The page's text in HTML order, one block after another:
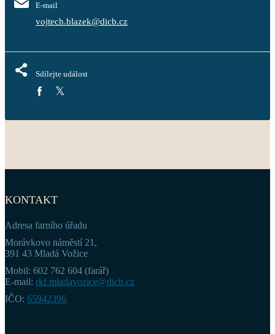
E-mail
vojtech.blazek@dicb.cz
Sdílejte událost
KONTAKT
Adresa farního úřadu
Morávkovo náměstí 21,
391 43 Mladá Vožice
Mobil: 602 762 604 (farář)
E-mail: rkf.mladavozice@dicb.cz
IČO: 65942396